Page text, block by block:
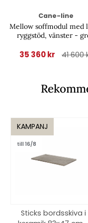
Cane-line
Mellow soffmodul med
ryggstöd, vänster -
35 360 kr 41 600
KAMPANJ
till 16/8
Sticks bordsskiva i